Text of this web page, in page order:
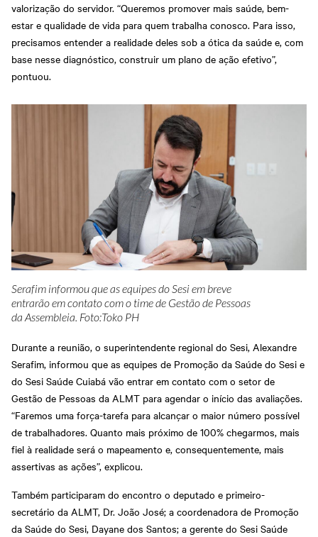
valorização do servidor. “Queremos promover mais saúde, bem-
estar e qualidade de vida para quem trabalha conosco. Para isso,
precisamos entender a realidade deles sob a ótica da saúde e, com
base nesse diagnóstico, construir um plano de ação efetivo”,
pontuou.
Serafim informou que as equipes do Sesi em breve
entrarão em contato com o time de Gestão de Pessoas
da Assembleia. Foto:Toko PH
Durante a reunião, o superintendente regional do Sesi, Alexandre
Serafim, informou que as equipes de Promoção da Saúde do Sesi e
do Sesi Saúde Cuiabá vão entrar em contato com o setor de
Gestão de Pessoas da ALMT para agendar o início das avaliações.
“Faremos uma força-tarefa para alcançar o maior número possível
de trabalhadores. Quanto mais próximo de 100% chegarmos, mais
fiel à realidade será o mapeamento e, consequentemente, mais
assertivas as ações”, explicou.
Também participaram do encontro o deputado e primeiro-
secretário da ALMT, Dr. João José; a coordenadora de Promoção
da Saúde do Sesi, Dayane dos Santos; a gerente do Sesi Saúde